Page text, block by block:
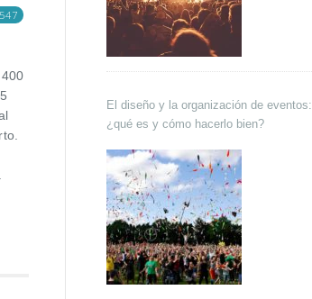
El diseño y la organización de eventos:
¿qué es y cómo hacerlo bien?